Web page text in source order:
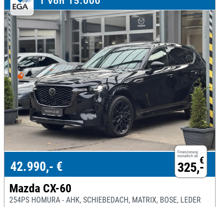
Finanzierung
monatlich ab €
325,-
42.990,- €
Mazda CX-60
254PS HOMURA - AHK, SCHIEBEDACH, MATRIX, BOSE, LEDER